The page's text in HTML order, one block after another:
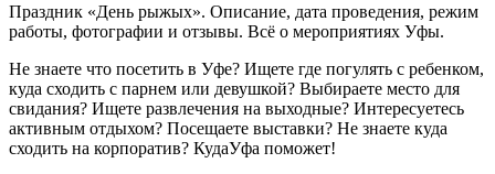
Праздник «День рыжых». Описание, дата проведения, режим
работы, фотографии и отзывы. Всё о мероприятиях Уфы.
Не знаете что посетить в Уфе? Ищете где погулять с ребенком,
куда сходить с парнем или девушкой? Выбираете место для
свидания? Ищете развлечения на выходные? Интересуетесь
активным отдыхом? Посещаете выставки? Не знаете куда
сходить на корпоратив? КудаУфа поможет!